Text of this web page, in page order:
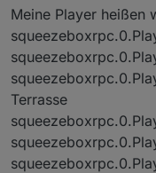
daran liegen.
Meine Player heißen
Terrasse